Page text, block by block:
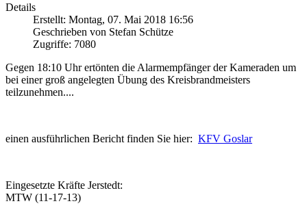
Details
Erstellt: Montag, 07. Mai 2018 16:56
Geschrieben von Stefan Schütze
Zugriffe: 7080
Gegen 18:10 Uhr ertönten die Alarmempfänger der Kameraden um
bei einer groß angelegten Übung des Kreisbrandmeisters
teilzunehmen....
einen ausführlichen Bericht finden Sie hier: KFV Goslar
Eingesetzte Kräfte Jerstedt:
MTW (11-17-13)